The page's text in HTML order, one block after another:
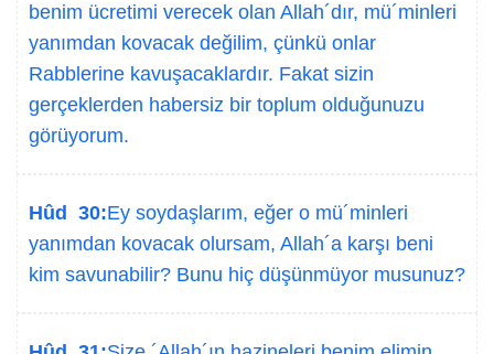
benim ücretimi verecek olan Allah´dır, mü´minleri
yanımdan kovacak değilim, çünkü onlar
Rabblerine kavuşacaklardır. Fakat sizin
gerçeklerden habersiz bir toplum olduğunuzu
görüyorum.
Hûd 30:Ey soydaşlarım, eğer o mü´minleri
yanımdan kovacak olursam, Allah´a karşı beni
kim savunabilir? Bunu hiç düşünmüyor musunuz?